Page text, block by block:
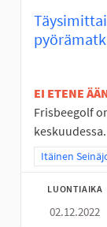
EI ETENE
Frisbeegolf
Rajaa
Itäinen
LUONTIAIKA
02.12.2022